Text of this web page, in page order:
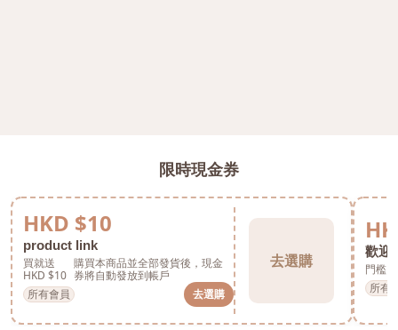
限時現金券
HKD $10
product link
買就送
HKD $10
購買本商品並全部發貨後，現金
券將自動發放到帳戶
所有會員
去選購
去選購
歡迎
門檻
所有